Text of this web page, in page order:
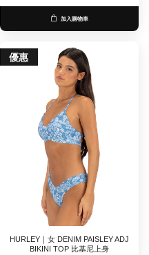
加入購物車
優惠
HURLEY｜女 DENIM PAISLEY ADJ
BIKINI TOP 比基尼上身